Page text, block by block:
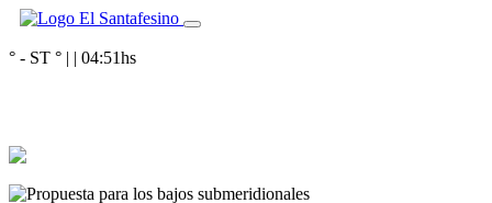
° - ST ° | | 04:51hs